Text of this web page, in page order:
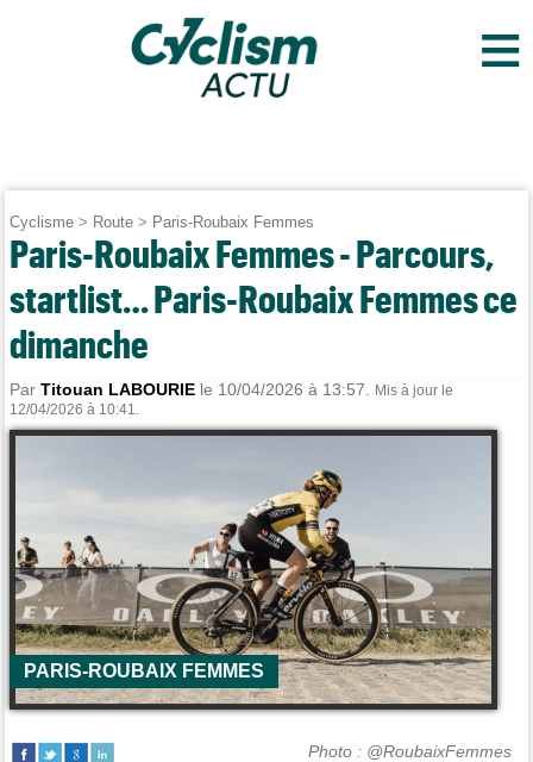
≡
Cyclisme > Route > Paris-Roubaix Femmes
Paris-Roubaix Femmes - Parcours,
startlist… Paris-Roubaix Femmes ce
dimanche
ParTitouan LABOURIE le 10/04/2026 à 13:57.
Mis à jour le
12/04/2026 à 10:41.
PARIS-ROUBAIX FEMMES
Photo : @RoubaixFemmes